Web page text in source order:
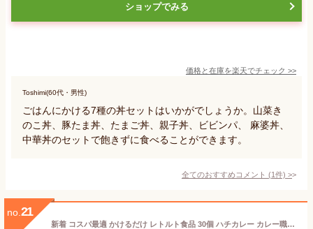
ショップでみる
価格と在庫を楽天でチェック >>
Toshimi(60代・男性)
ごはんにかける7種の丼セットはいかがでしょうか。山菜き
のこ丼、豚たま丼、たまご丼、親子丼、ビビンパ、 麻婆丼、
中華丼のセットで飽きずに食べることができます。
全てのおすすめコメント (1件) >
no. 21
新着 コスパ最適 かけるだけ レトルト食品 30個 ハチカレー カレー職人 カリー屋 金のどんぶり マルちゃん具付きごはん 非常食に最適 送料無料